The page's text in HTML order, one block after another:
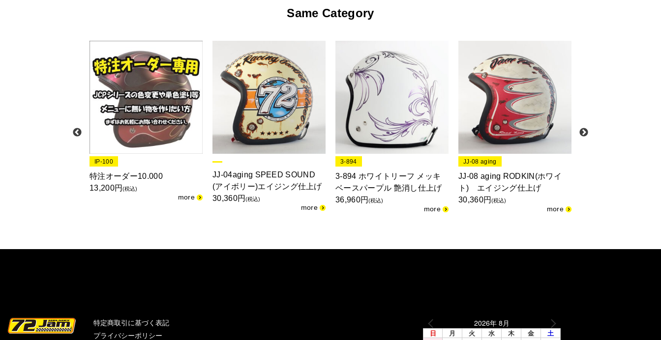
Same Category
IP-100
特注オーダー10.000
13,200円(税込)
JJ-04aging SPEED SOUND
(アイボリー)エイジング仕上げ
30,360円(税込)
3-894
3-894 ホワイトリーフ メッキ
ベースパープル 艶消し仕上げ
36,960円(税込)
JJ-08 aging
JJ-08 aging RODKIN(ホワイ
ト) エイジング仕上げ
30,360円(税込)
特定商取引に基づく表記
プライバシーポリシー
2026年 8月
日 月 火 水 木 金 土